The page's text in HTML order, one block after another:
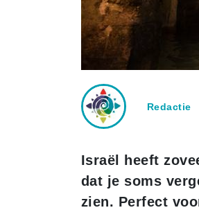
Redactie
Israël heeft
dat je soms
zien. Perfect